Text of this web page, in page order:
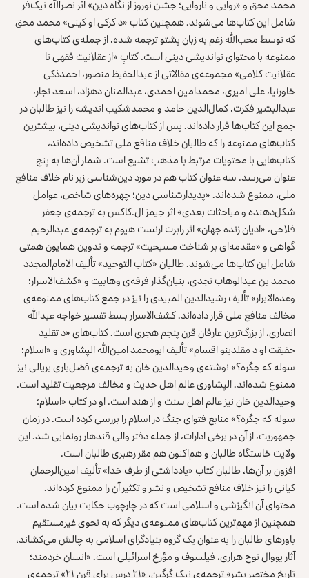
محمد محق و «روایی و ناروایی؛ جشن نوروز از نگاه دین» اثر نصرالله نیک‌فر
شامل این کتاب‌ها می‌شوند. همچنین کتاب «د کرکی او کینی» محمد محق
که توسط محب‌الله زغم به زبان پشتو ترجمه شده، از جمله‌ی کتاب‌های
ممنوعه با محتوای نواندیشی دینی است. کتابِ «از عقلانیت فقهی تا
عقلانیت کلامی» مجموعه‌ی مقالاتی از عبدالحفیظ منصور، احمدذکی
خاورنیا، علی امیری، محمدامین احمدی، عبدالمنان دهزاد، اسعد نجار،
عبدالبشیر فکرت، کمال‌الدین حامد و محمدشکیب اندیشه را نیز طالبان در
جمع این کتاب‌ها قرار داده‌اند. پس از کتاب‌های نواندیشی دینی، بیشترین
کتاب‌های ممنوعه را که طالبان خلاف منافع ملی تشخیص داده‌اند،
کتاب‌هایی با محتویات مرتبط با مذهب تشیع است. شمار آن‌ها به پنج
عنوان می‌رسد. سه عنوان کتاب هم در مورد دین‌شناسی زیر نام خلاف منافع
ملی، ممنوع شده‌اند. «پدیدارشناسی دین؛ چهره‌های شاخص، عوامل
شکل‌دهنده و مباحثات بعدی» اثر جیمز ال.کاکس به ترجمه‌ی جعفر
فلاحی، «ادیان زنده جهان» اثر رابرت ارنست هیوم به ترجمه‌ی عبدالرحیم
گواهی و «مقدمه‌ای بر شناخت مسیحیت» ترجمه و تدوین همایون همتی
شامل این کتاب‌ها می‌شوند. طالبان «کتاب التوحید» تألیف الامام‌المجدد
محمد بن عبدالوهاب نجدی، بنیان‌گذار فرقه‌ی وهابیت و «کشف‌الاسرار؛
وعده‌الابرار» تألیف رشیدالدین المبیدی را نیز در جمع کتاب‌های ممنوعه‌ی
مخالف منافع ملی قرار داده‌اند. کشف‌الاسرار بسط تفسیر خواجه عبدالله
انصاری، از بزرگ‌ترین عارفان قرن پنجم هجری است. کتاب‌های «د تقلید
حقیقت او د مقلدینو اقسام» تألیف ابومحمد امین‌الله الپشاوری و «اسلام؛
سوله که جگره؟» نوشته‌ی وحیدالدین خان به ترجمه‌ی فضل‌باری بریالی نیز
ممنوع شده‌اند. الپشاوری عالم اهل حدیث و مخالف مرجعیت تقلید است.
وحیدالدین خان نیز عالم اهل سنت و از هند است. او در کتاب «اسلام؛
سوله که جگره؟» منابع فتوای جنگ در اسلام را بررسی کرده است. در زمان
جمهوریت، از آن در برخی ادارات، از جمله دفتر والی قندهار رونمایی شد. این
ولایت خاستگاه طالبان و هم‌اکنون هم مقر رهبری طالبان است.
افزون بر آن‌ها، طالبان کتاب «یادداشتی از طرف خدا» تألیف امین‌الرحمان
کیانی را نیز خلاف منافع تشخیص و نشر و تکثیر آن را ممنوع کرده‌اند.
محتوای آن انگیزشی و اسلامی است که در چارچوب حکایت بیان شده است.
همچنین از مهم‌ترین کتاب‌های ممنوعه‌ی دیگر که به نحوی غیرمستقیم
باورهای طالبان را به عنوان یک گروه بنیادگرای اسلامی به چالش می‌کشاند،
آثار یووال نوح هراری، فیلسوف و مؤرخ اسرائیلی است. «انسان خردمند؛
تاریخ مختصر بشر» ترجمه‌ی نیک گرگین، «۲۱ درس برای قرن ۲۱» ترجمه‌ی